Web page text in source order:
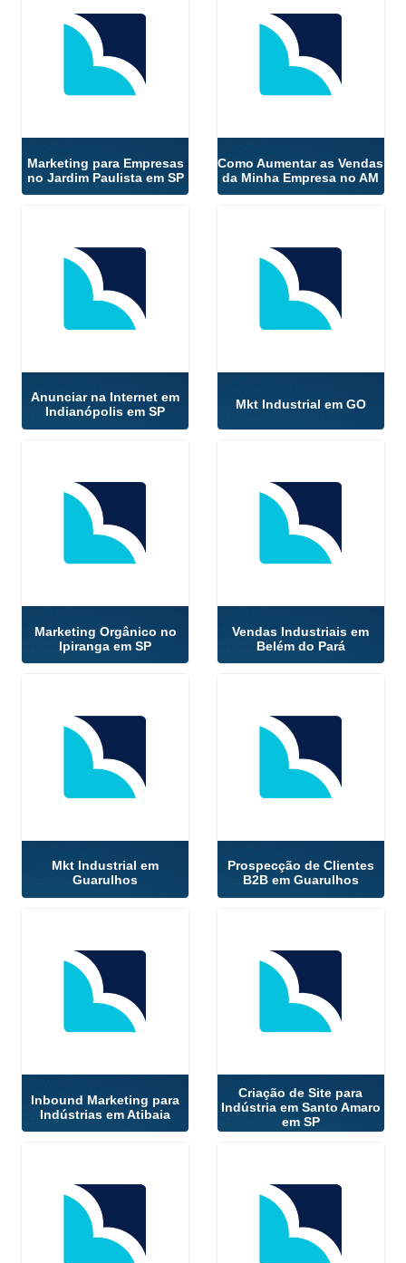
Marketing para Empresas
no Jardim Paulista em SP
Como Aumentar as Vendas
da Minha Empresa no AM
Anunciar na Internet em
Indianópolis em SP
Mkt Industrial em GO
Marketing Orgânico no
Ipiranga em SP
Vendas Industriais em
Belém do Pará
Mkt Industrial em
Guarulhos
Prospecção de Clientes
B2B em Guarulhos
Inbound Marketing para
Indústrias em Atibaia
Criação de Site para
Indústria em Santo Amaro
em SP